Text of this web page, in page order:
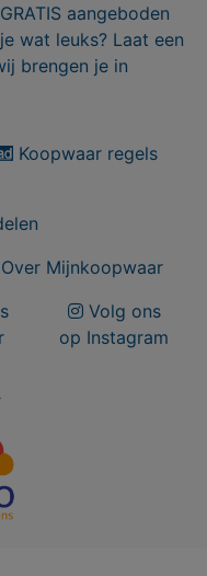
aangeboden
wat leuks? Laat een
brengen je in
Koopwaar regels
Over Mijnkoopwaar
Volg ons
op Instagram